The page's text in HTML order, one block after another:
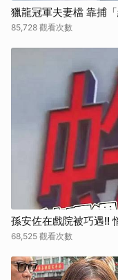
獵龍冠軍夫妻檔 靠捕
85,728 觀看次數
孫安佐在戲院被巧遇!!
68,525 觀看次數